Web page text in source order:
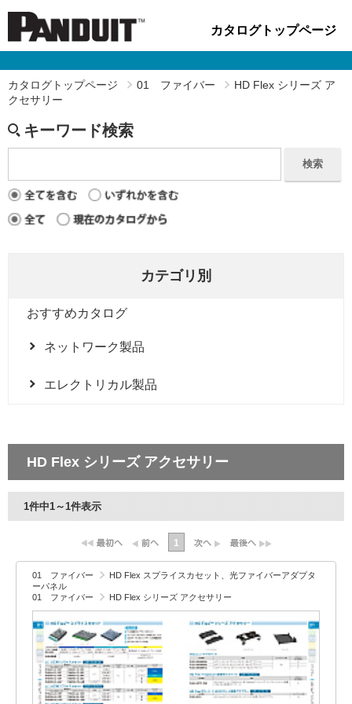
カタログトップページ
HD Flex シリーズ アクセサリー
1件中1～1件表示
1
01 ファイバー
HD Flex スプライスカセット、光ファイバーアダプタ
ーパネル
01 ファイバー
HD Flex シリーズ アクセサリー
カタログトップページ 01 ファイバー
HD Flex シリーズ ア
クセサリー
キーワード検索
検索
カテゴリ別
おすすめカタログ
ネットワーク製品
エレクトリカル製品